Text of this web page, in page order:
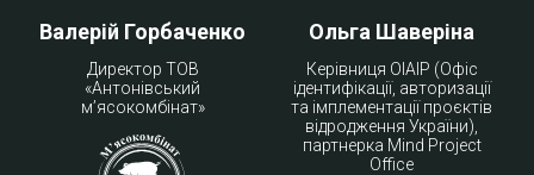
Валерій Горбаченко
Директор ТОВ
«Антонівський
мʼясокомбінат»
Ольга Шаверіна
Керівниця OIAIP (Офіс
ідентифікації, авторизації
та імплементації проєктів
відродження України),
партнерка Mind Project
Office